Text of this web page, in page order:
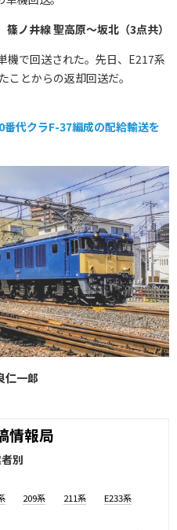
ノ井線 聖高原～坂北（3点共）
で回送された。先日、E217系
ことからの返却回送だ。
代クラF-37編成の配給輸送を
仁一郞
情報局
別
209系 211系 E233系